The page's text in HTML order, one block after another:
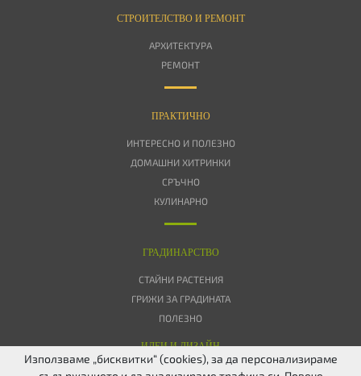
СТРОИТЕЛСТВО И РЕМОНТ
АРХИТЕКТУРА
РЕМОНТ
ПРАКТИЧНО
ИНТЕРЕСНО И ПОЛЕЗНО
ДОМАШНИ ХИТРИНКИ
СРЪЧНО
КУЛИНАРНО
ГРАДИНАРСТВО
СТАЙНИ РАСТЕНИЯ
ГРИЖИ ЗА ГРАДИНАТА
ПОЛЕЗНО
ИДЕИ И ДИЗАЙН
Използваме „бисквитки“ (cookies), за да персонализираме